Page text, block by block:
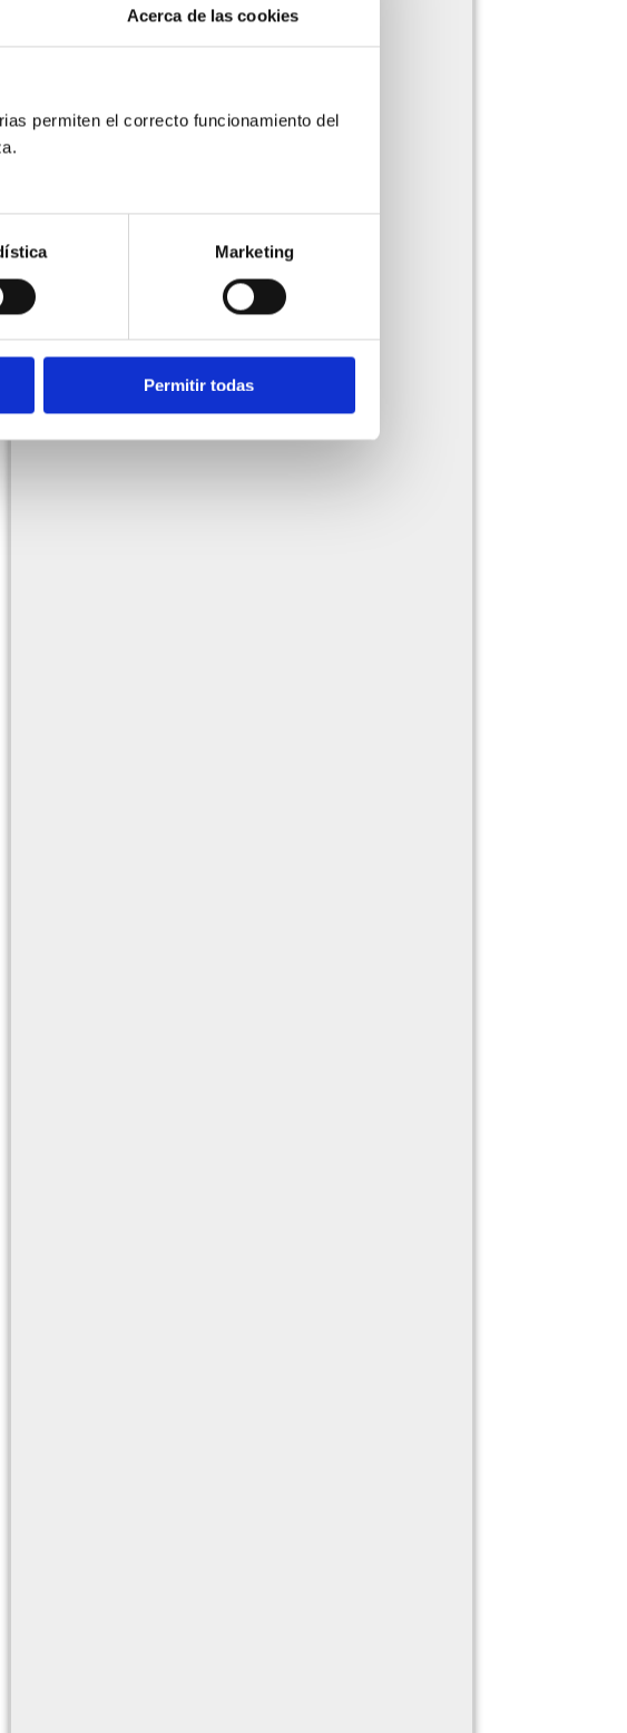
Acerca de las cookies
permiten el correcto funcionamiento del
Marketing
Permitir todas